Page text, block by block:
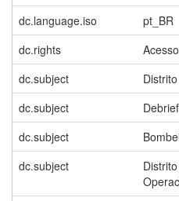
dc.language.iso
pt_BR
dc.rights
dc.subject
dc.subject
dc.subject
dc.subject